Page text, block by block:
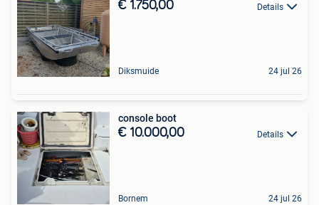
€ 1.750,00 Details
Diksmuide 24 jul 26
console boot
€ 10.000,00 Details
Bornem 24 jul 26